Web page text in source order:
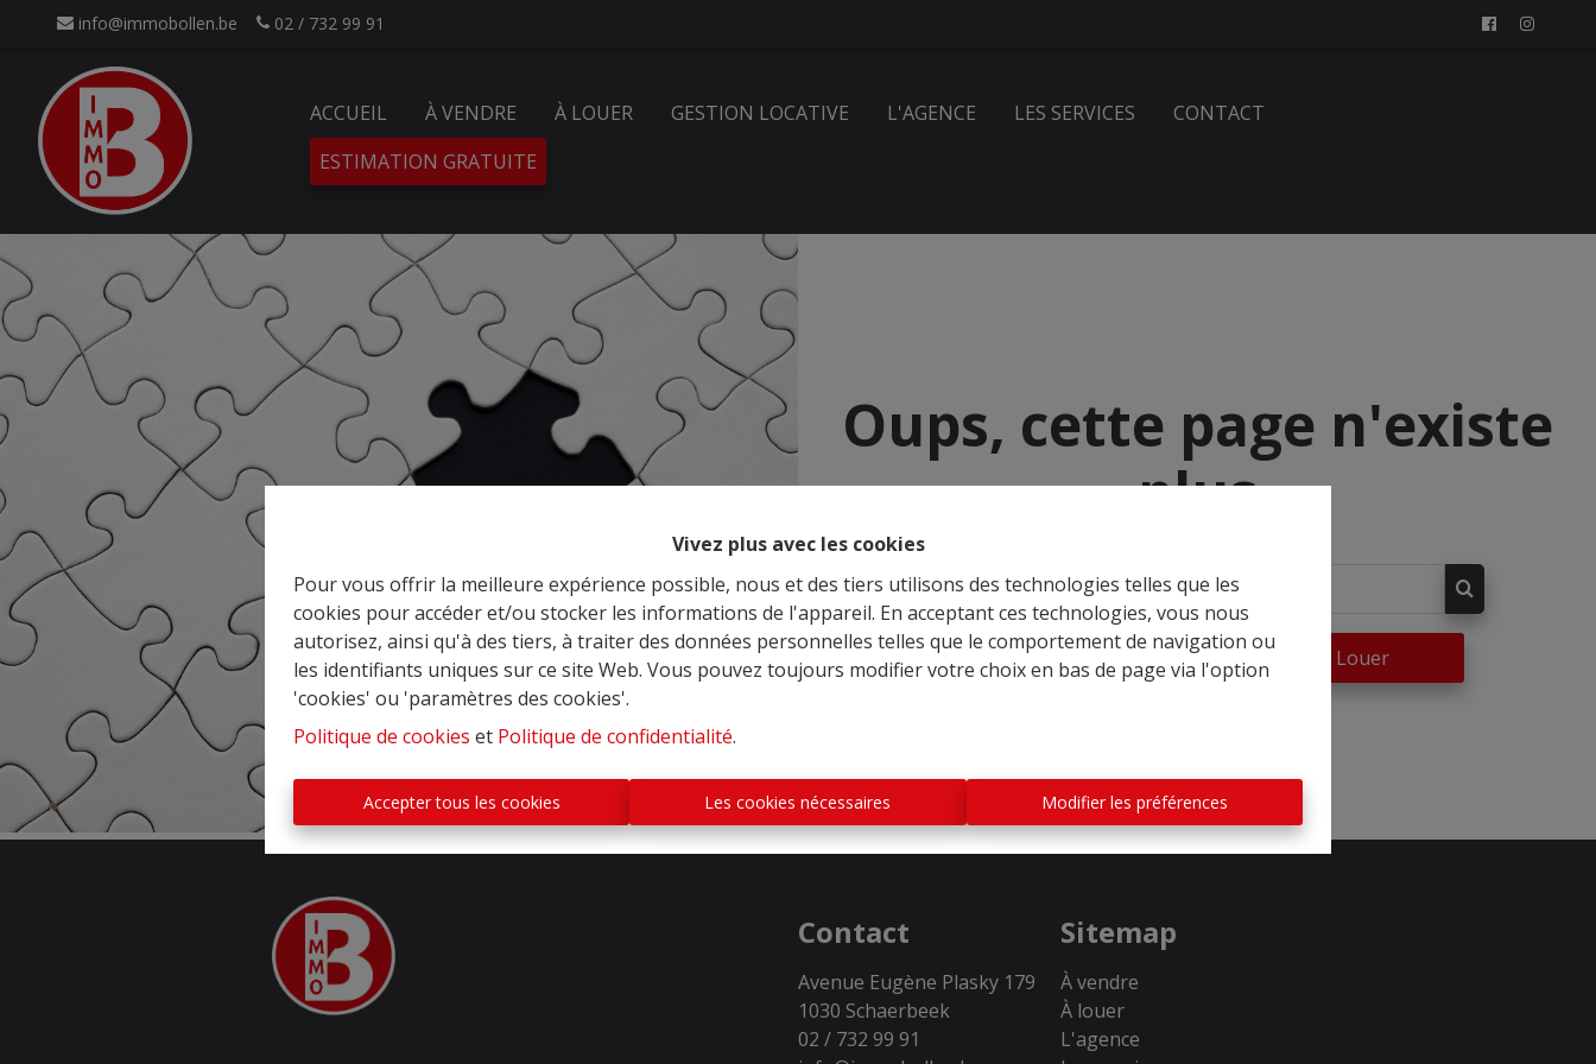
Vivez plus avec les cookies
Pour vous offrir la meilleure expérience possible, nous et des tiers utilisons des technologies telles que les
cookies pour accéder et/ou stocker les informations de l'appareil. En acceptant ces technologies, vous nous
autorisez, ainsi qu'à des tiers, à traiter des données personnelles telles que le comportement de navigation ou
les identifiants uniques sur ce site Web. Vous pouvez toujours modifier votre choix en bas de page via l'option
'cookies' ou 'paramètres des cookies'.
Politique de cookies et Politique de confidentialité.
Accepter tous les cookies Les cookies nécessaires Modifier les préférences
info@immobollen.be 02 / 732 99 91
ACCUEIL À VENDRE À LOUER GESTION LOCATIVE L'AGENCE LES SERVICES
CONTACT
ESTIMATION GRATUITE
Oups, cette page n'existe
plus
À Vendre À Louer
Contact
Avenue Eugène Plasky 179
1030 Schaerbeek
02 / 732 99 91
Sitemap
À vendre
À louer
L'agence